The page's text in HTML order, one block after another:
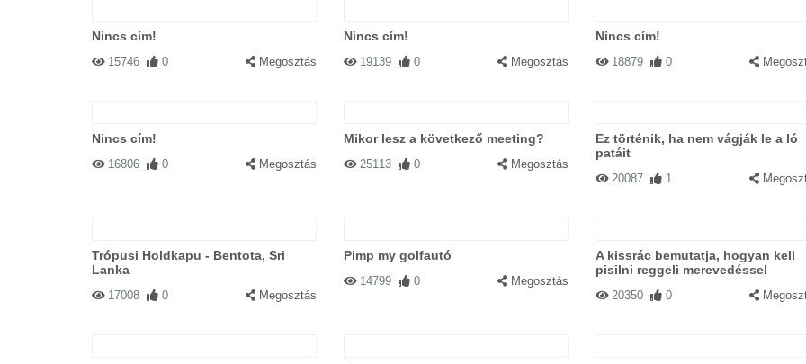
Nincs cím!
15746 0 Megosztás
Nincs cím!
19139 0 Megosztás
Nincs cím!
18879 0
Nincs cím!
16806 0 Megosztás
Mikor lesz a következő meeting?
25113 0 Megosztás
Ez történik, ha nem vágják le a ló
patáit
20087 1
Trópusi Holdkapu - Bentota, Sri
Lanka
17008 0 Megosztás
Pimp my golfautó
14799 0 Megosztás
A kissrác bemutatja, hogyan kell
pisilni reggeli merevedéssel
20350 0